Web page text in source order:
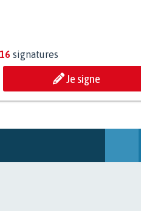
signatures
Je signe